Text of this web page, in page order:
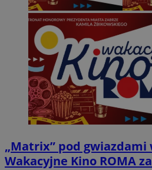
„Matrix” pod gwiazdami
Wakacyjne Kino ROMA